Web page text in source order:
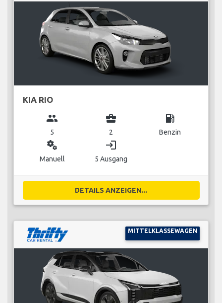
KIA RIO
group
5
business_center
2
local_gas_station
Benzin
miscellaneous_services
Manuell
login
5 Ausgang
DETAILS ANZEIGEN...
MITTELKLASSEWAGEN